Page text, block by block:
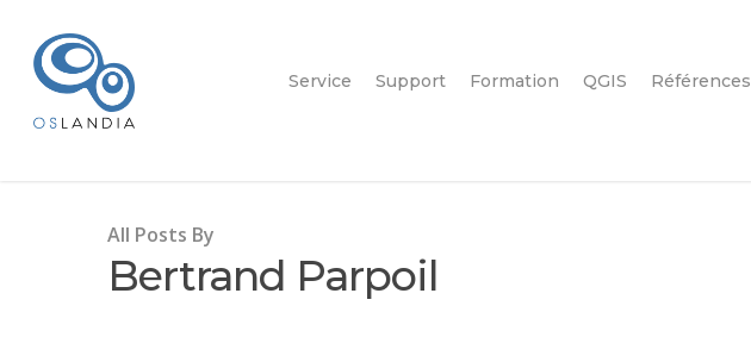
Service Support Formation QGIS Références
All Posts By
Bertrand Parpoil